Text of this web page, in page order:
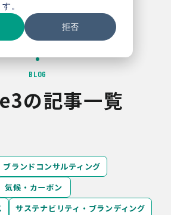
。
拒否
BLOG
の記事一覧
ブランドコンサルティング
気候・カーボン
サステナビリティ・ブランディング